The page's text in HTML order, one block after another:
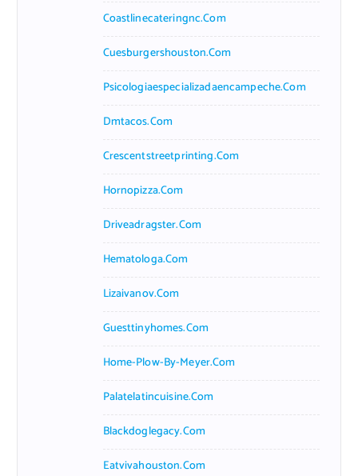
Coastlinecateringnc.com
Cuesburgershouston.com
Psicologiaespecializadaencampeche.com
Dmtacos.com
Crescentstreetprinting.com
Hornopizza.com
Driveadragster.com
Hematologa.com
Lizaivanov.com
Guesttinyhomes.com
Home-Plow-By-Meyer.com
Palatelatincuisine.com
Blackdoglegacy.com
Eatvivahouston.com